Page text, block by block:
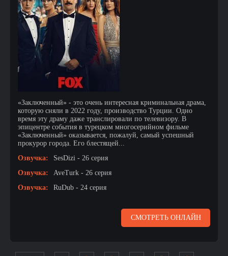
«Заключенный» - это очень интересная криминальная драма,
которую сняли в 2022 году, производство Турции. Одно
время эту драму даже транслировали по телевизору. В
эпицентре события в турецком многосерийном фильме
«Заключенный» оказывается, пожалуй, самый успешный
прокурор города. Его блестящей...
Озвучка:
SesDizi - 26 серия
Озвучка:
AveTurk - 26 серия
Озвучка:
RuDub - 24 серия
СМОТРЕТЬ ОНЛАЙН